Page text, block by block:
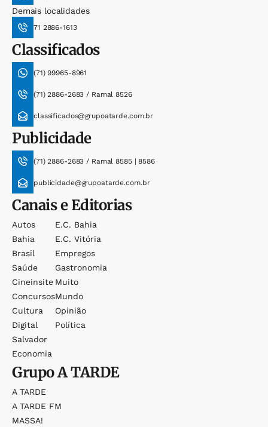
Demais localidades
71 2886-1613
Classificados
(71) 99965-8961
(71) 2886-2683 / Ramal 8526
classificados@grupoatarde.com.br
Publicidade
(71) 2886-2683 / Ramal 8585 | 8586
publicidade@grupoatarde.com.br
Canais e Editorias
Autos
Bahia
Brasil
Saúde
Cineinsite
Concursos
Cultura
Digital
Salvador
Economia
E.c. Bahia
E.c. Vitória
Empregos
Gastronomia
Muito
Mundo
Opinião
Política
GrupoA TARDE
A TARDE
A TARDE FM
MASSA!